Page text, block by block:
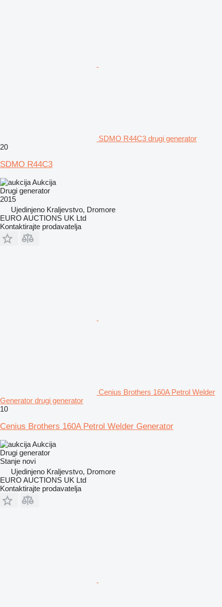
SDMO R44C3 drugi generator
20
SDMO R44C3
Aukcija
Drugi generator
2015
Ujedinjeno Kraljevstvo, Dromore
EURO AUCTIONS UK Ltd
Kontaktirajte prodavatelja
Cenius Brothers 160A Petrol Welder
Generator drugi generator
10
Cenius Brothers 160A Petrol Welder Generator
Aukcija
Drugi generator
Stanje novi
Ujedinjeno Kraljevstvo, Dromore
EURO AUCTIONS UK Ltd
Kontaktirajte prodavatelja